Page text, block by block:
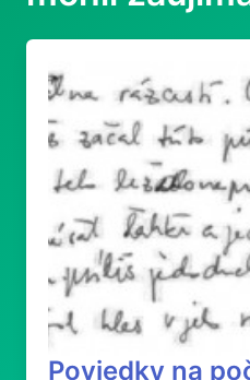
Poviedky na